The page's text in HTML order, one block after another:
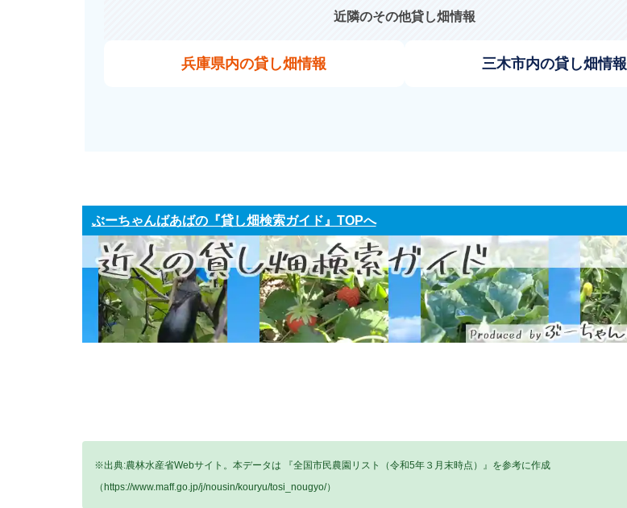
近隣のその他貸し畑情報
兵庫県内の貸し畑情報 三木市内の貸し畑情報
ぶーちゃんばあばの『貸し畑検索ガイド』TOPへ
※出典:農林水産省Webサイト。本データは 『全国市民農園リスト（令和5年３月末時点）』を参考に作成
（https://www.maff.go.jp/j/nousin/kouryu/tosi_nougyo/）